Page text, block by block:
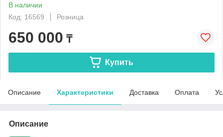
В наличии
Код: 16569
Розница
650 000 ₸
Купить
Описание Характеристики Доставка Оплата
Описание